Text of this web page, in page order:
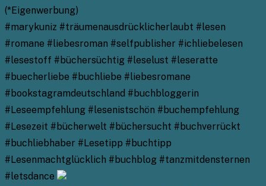
(*Eigenwerbung)
#marykuniz #träumenausdrücklicherlaubt #lesen
#romane #liebesroman #selfpublisher #ichliebelesen
#lesestoff #büchersüchtig #leselust #leseratte
#buecherliebe #buchliebe #liebesromane
#bookstagramdeutschland #buchbloggerin
#Leseempfehlung #lesenistschön #buchempfehlung
#Lesezeit #bücherwelt #büchersucht #buchverrückt
#buchliebhaber #Lesetipp #buchtipp
#Lesenmachtglücklich #buchblog #tanzmitdensternen
#letsdance